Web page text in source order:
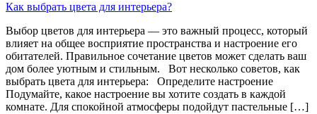
Как выбрать цвета для интерьера?
Выбор цветов для интерьера — это важный процесс, который
влияет на общее восприятие пространства и настроение его
обитателей. Правильное сочетание цветов может сделать ваш
дом более уютным и стильным. Вот несколько советов, как
выбрать цвета для интерьера: Определите настроение
Подумайте, какое настроение вы хотите создать в каждой
комнате. Для спокойной атмосферы подойдут пастельные […]